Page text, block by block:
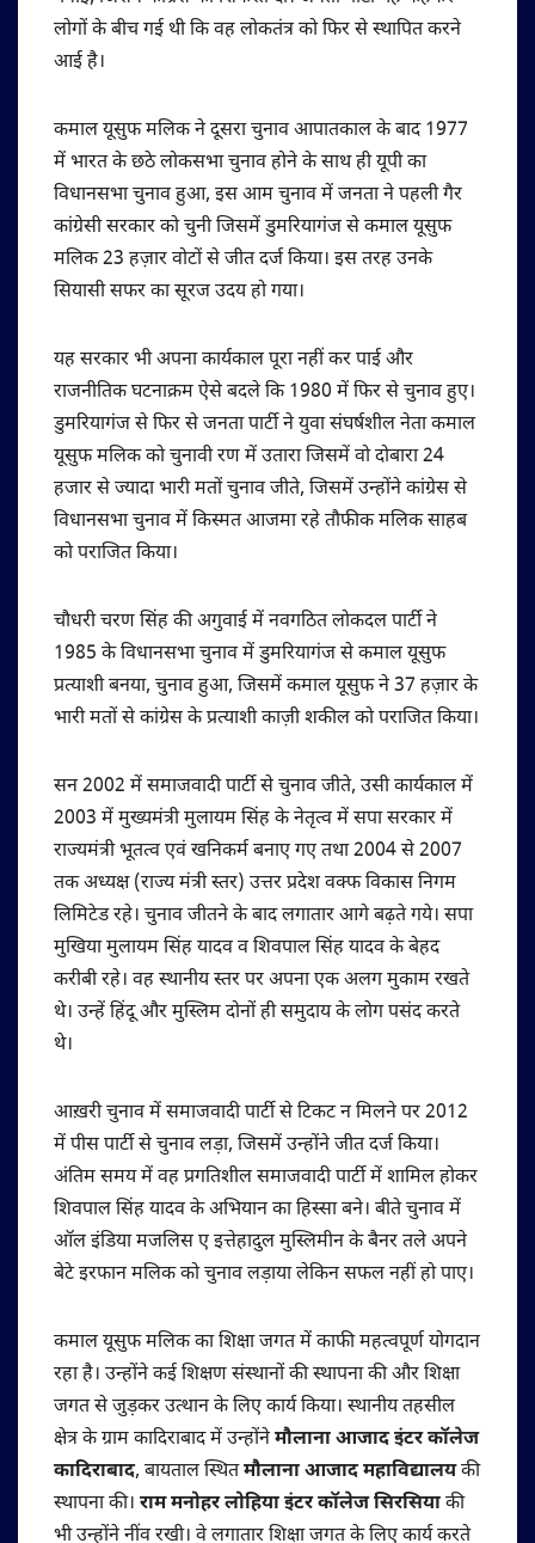
लोगों के बीच गई थी कि वह लोकतंत्र को फिर से स्थापित करने
आई है।
कमाल यूसुफ मलिक ने दूसरा चुनाव आपातकाल के बाद 1977
में भारत के छठे लोकसभा चुनाव होने के साथ ही यूपी का
विधानसभा चुनाव हुआ, इस आम चुनाव में जनता ने पहली गैर
कांग्रेसी सरकार को चुनी जिसमें डुमरियागंज से कमाल यूसुफ
मलिक 23 हज़ार वोटों से जीत दर्ज किया। इस तरह उनके
सियासी सफर का सूरज उदय हो गया।
यह सरकार भी अपना कार्यकाल पूरा नहीं कर पाई और
राजनीतिक घटनाक्रम ऐसे बदले कि 1980 में फिर से चुनाव हुए।
डुमरियागंज से फिर से जनता पार्टी ने युवा संघर्षशील नेता कमाल
यूसुफ मलिक को चुनावी रण में उतारा जिसमें वो दोबारा 24
हजार से ज्यादा भारी मतों चुनाव जीते, जिसमें उन्होंने कांग्रेस से
विधानसभा चुनाव में किस्मत आजमा रहे तौफीक मलिक साहब
को पराजित किया।
चौधरी चरण सिंह की अगुवाई में नवगठित लोकदल पार्टी ने
1985 के विधानसभा चुनाव में डुमरियागंज से कमाल यूसुफ
प्रत्याशी बनया, चुनाव हुआ, जिसमें कमाल यूसुफ ने 37 हज़ार के
भारी मतों से कांग्रेस के प्रत्याशी काज़ी शकील को पराजित किया।
सन 2002 में समाजवादी पार्टी से चुनाव जीते, उसी कार्यकाल में
2003 में मुख्यमंत्री मुलायम सिंह के नेतृत्व में सपा सरकार में
राज्यमंत्री भूतत्व एवं खनिकर्म बनाए गए तथा 2004 से 2007
तक अध्यक्ष (राज्य मंत्री स्तर) उत्तर प्रदेश वक्फ विकास निगम
लिमिटेड रहे। चुनाव जीतने के बाद लगातार आगे बढ़ते गये। सपा
मुखिया मुलायम सिंह यादव व शिवपाल सिंह यादव के बेहद
करीबी रहे। वह स्थानीय स्तर पर अपना एक अलग मुकाम रखते
थे। उन्हें हिंदू और मुस्लिम दोनों ही समुदाय के लाेग पसंद करते
थे।
आख़री चुनाव में समाजवादी पार्टी से टिकट न मिलने पर 2012
में पीस पार्टी से चुनाव लड़ा, जिसमें उन्होंने जीत दर्ज किया।
अंतिम समय में वह प्रगतिशील समाजवादी पार्टी में शामिल होकर
शिवपाल सिंह यादव के अभियान का हिस्सा बने। बीते चुनाव में
ऑल इंडिया मजलिस ए इत्तेहादुल मुस्लिमीन के बैनर तले अपने
बेटे इरफान मलिक को चुनाव लड़ाया लेकिन सफल नहीं हो पाए।
कमाल यूसुफ मलिक का शिक्षा जगत में काफी महत्वपूर्ण योगदान
रहा है। उन्होंने कई शिक्षण संस्थानों की स्थापना की और शिक्षा
जगत से जुड़कर उत्थान के लिए कार्य किया। स्थानीय तहसील
क्षेत्र के ग्राम कादिराबाद में उन्होंनेमौलाना आजाद इंटर कॉलेज
कादिराबाद, बायताल स्थितमौलाना आजाद महाविद्यालयकी
स्थापना की। राम मनोहर लोहिया इंटर कॉलेज सिरसियाकी
भी उन्होंने नींव रखी। वे लगातार शिक्षा जगत के लिए कार्य करते